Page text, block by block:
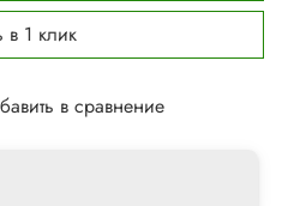
в 1 клик
в сравнение